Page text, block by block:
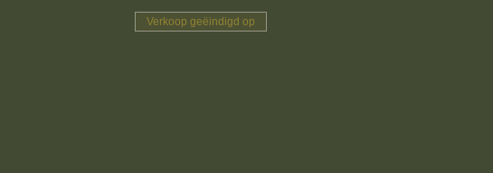
Verkoop geëindigd op